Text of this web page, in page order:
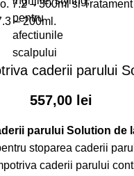
caderii parului
557,00 lei
parului Solution de
stoparea caderii
caderii parului